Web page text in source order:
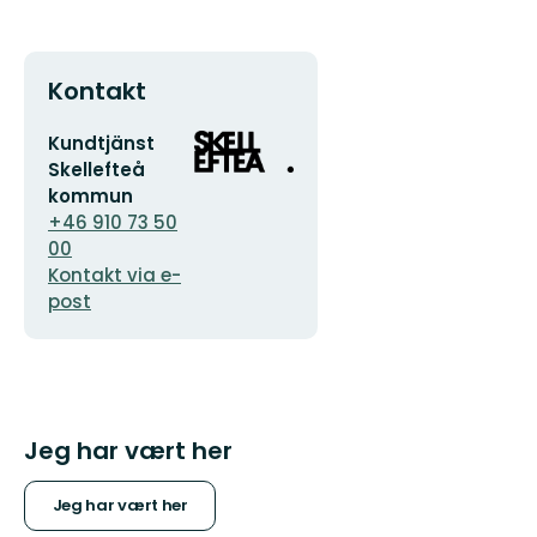
Kontakt
E-
postadresse
Kundtjänst
Skellefteå
kommun
+46 910 73 50
00
Kontakt via e-
post
Organisasjonens
logotype
Jeg har vært her
Jeg har vært her